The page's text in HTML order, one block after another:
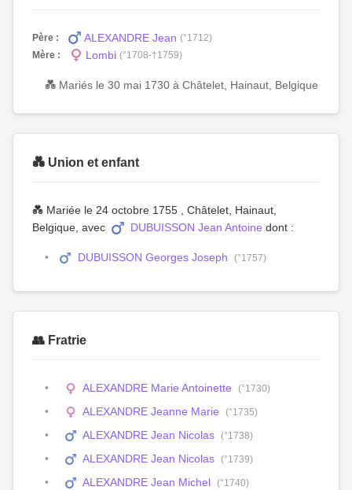
Père : ALEXANDRE Jean (°1712)
Mère :
Lombi (°1708-†1759)
💑 Mariés le 30 mai 1730 à Châtelet, Hainaut, Belgique
💑 Union et enfant
💑 Mariée le 24 octobre 1755 , Châtelet, Hainaut,
Belgique, avec
DUBUISSON Jean Antoine dont :
DUBUISSON Georges Joseph (°1757)
👥 Fratrie
ALEXANDRE Marie Antoinette (°1730)
ALEXANDRE Jeanne Marie (°1735)
ALEXANDRE Jean Nicolas (°1738)
ALEXANDRE Jean Nicolas (°1739)
ALEXANDRE Jean Michel (°1740)